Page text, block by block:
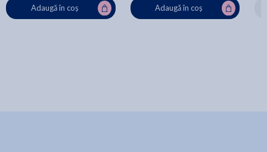
Adaugă în coș Adaugă în coș